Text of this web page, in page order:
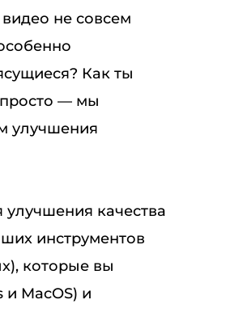
не совсем
Как ты
просто — мы
улучшения
качества
инструментов
которые вы
MacOS) и